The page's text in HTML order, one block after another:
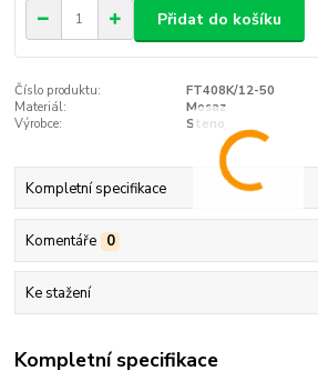
Přidat do košíku
Číslo produktu:
FT408K/12-50
Materiál:
Mosaz
Výrobce:
Steno
Kompletní specifikace
Komentáře 0
Ke stažení
Kompletní specifikace